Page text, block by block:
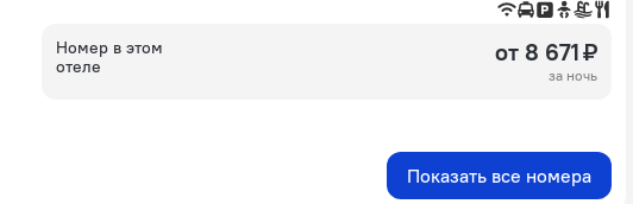
Номер в этом
отеле
от 8 671 ₽
за ночь
Показать все номера